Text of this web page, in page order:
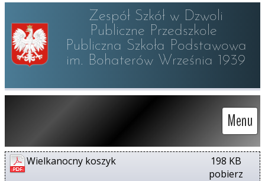
Zespół Szkół w Dzwoli
Publiczne Przedszkole
Publiczna Szkoła Podstawowa
im. Bohaterów Września 1939
Menu
Wielkanocny koszyk
198 KB
pobierz